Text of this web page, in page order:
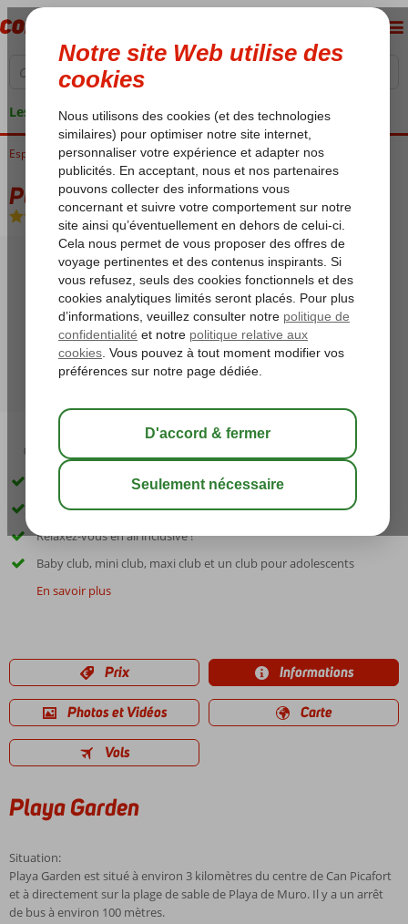
Les garanties de vacances
Espagne Îles Baléares Majorque Alcudia Playa Garden
Playa Garden
All Inclusive-Appartement
02:30 sauver
Directement sur la plage de sable de Playa de Muro
Nombreuses activités pour petits et grands
Relaxez-vous en all inclusive !
Baby club, mini club, maxi club et un club pour adolescents
En savoir plus
Prix Informations
Photos et Vidéos Carte
Vols
Playa Garden
Situation:
Playa Garden est situé à environ 3 kilomètres du centre de Can Picafort
et à directement sur la plage de sable de Playa de Muro. Il y a un arrêt
de bus à environ 100 mètres.